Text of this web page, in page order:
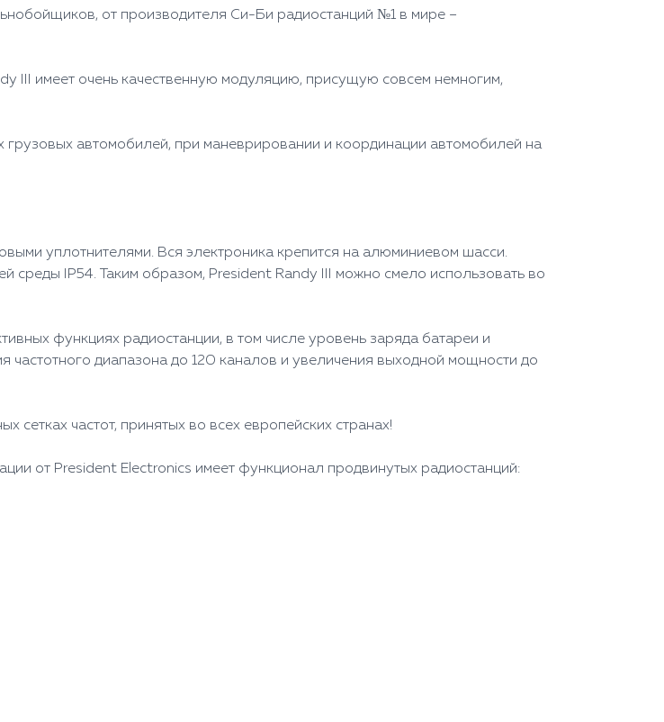
от производителя Си-Би радиостанций №1 в мире –
III имеет очень качественную модуляцию, присущую совсем немногим,
грузовых автомобилей, при маневрировании и координации автомобилей на
уплотнителями. Вся электроника крепится на алюминиевом шасси.
среды IP54. Таким образом, President Randy III можно смело использовать во
функциях радиостанции, в том числе уровень заряда батареи и
частотного диапазона до 120 каналов и увеличения выходной мощности до
сетках частот, принятых во всех европейских странах!
от President Electronics имеет функционал продвинутых радиостанций: